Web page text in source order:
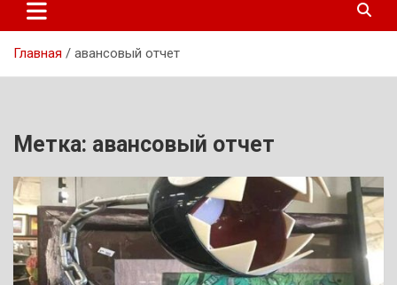
Главная авансовый отчет
Метка: авансовый отчет